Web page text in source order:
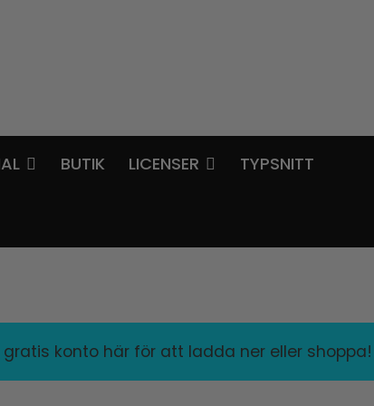
BUTIK LICENSER TYPSNITT
konto här för att ladda ner eller shoppa!